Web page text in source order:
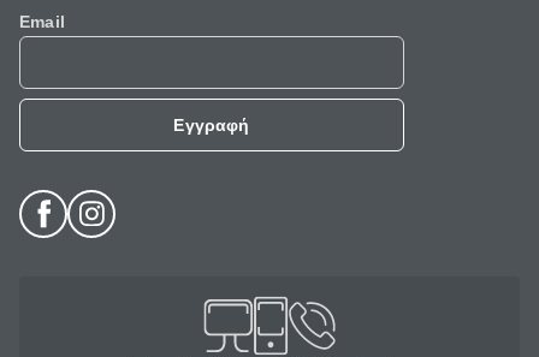
Email
Εγγραφή